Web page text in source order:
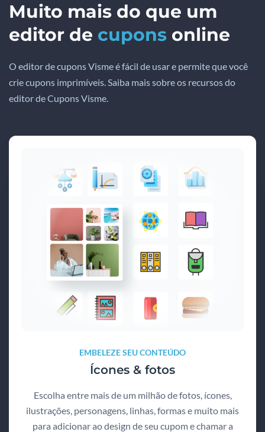
Muito mais do que um
editor de cupons online
O editor de cupons Visme é fácil de usar e permite que você
crie cupons imprimíveis. Saiba mais sobre os recursos do
editor de Cupons Visme.
EMBELEZE SEU CONTEÚDO
Ícones & fotos
Escolha entre mais de um milhão de fotos, ícones,
ilustrações, personagens, linhas, formas e muito mais
para adicionar ao design de seu cupom e chamar a